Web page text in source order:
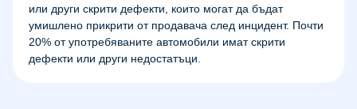
или други скрити дефекти, които могат да бъдат
умишлено прикрити от продавача след инцидент. Почти
20% от употребяваните автомобили имат скрити
дефекти или други недостатъци.